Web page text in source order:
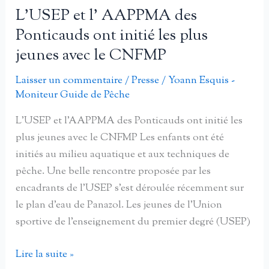
un
pour
les
enfants
L’USEP et l’ AAPPMA des
Ponticauds ont initié les plus
jeunes avec le CNFMP
Laisser un commentaire/Presse/Yoann Esquis -
Moniteur Guide de Pêche
L’USEP et l’AAPPMA des Ponticauds ont initié les
plus jeunes avec le CNFMP Les enfants ont été
initiés au milieu aquatique et aux techniques de
pêche. Une belle rencontre proposée par les
encadrants de l’USEP s’est déroulée récemment sur
le plan d’eau de Panazol. Les jeunes de l’Union
sportive de l’enseignement du premier degré (USEP)
L’USEP
Lire la suite »